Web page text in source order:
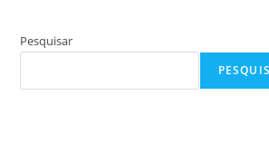
Pesquisar